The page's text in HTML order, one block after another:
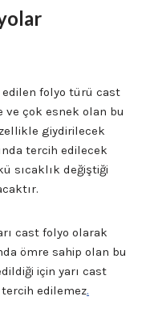
edilen folyo türü cast
ve çok esnek olan bu
giydirilecek
tercih edilecek
sıcaklık değiştiği
cast folyo olarak
ömre sahip olan bu
için yarı cast
tercih edilemez.